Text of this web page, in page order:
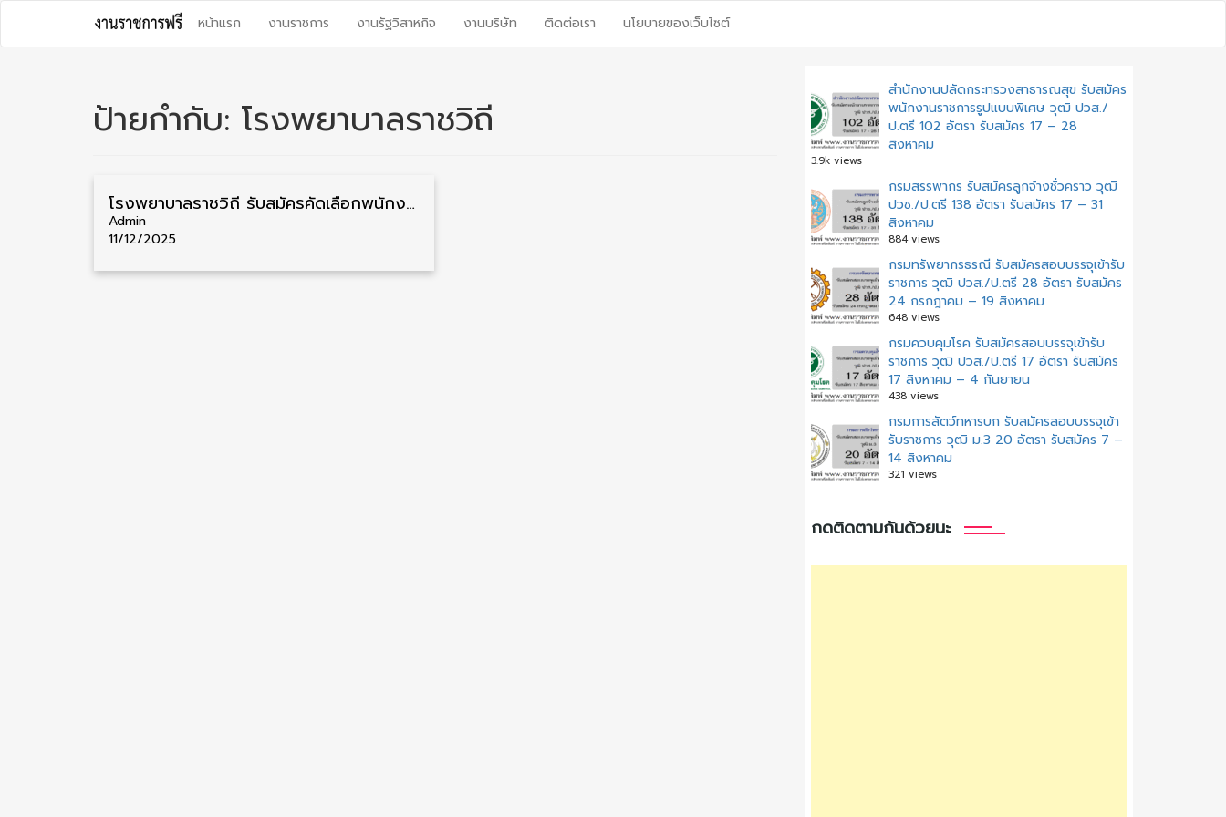
content
หน้าแรก งานราชการ งานรัฐวิสาหกิจ งานบริษัท ติดต่อเรา นโยบายของเว็บไซต์
ป้ายกำกับ: โรงพยาบาลราชวิถี
โรงพยาบาลราชวิถี รับสมัครคัดเลือกพนักงาน วุฒิ ม.3/ม.6/ปวช./ปวส./ป.ตรี 178 อัตรา รับสมัคร 9 – 16 ธันวาคม
Admin
11/12/2025
สำนักงานปลัดกระทรวงสาธารณสุข รับสมัคร
พนักงานราชการรูปแบบพิเศษ วุฒิ ปวส./
ป.ตรี 102 อัตรา รับสมัคร 17 – 28
สิงหาคม
3.9k views
กรมสรรพากร รับสมัครลูกจ้างชั่วคราว วุฒิ
ปวช./ป.ตรี 138 อัตรา รับสมัคร 17 – 31
สิงหาคม
884 views
กรมทรัพยากรธรณี รับสมัครสอบบรรจุเข้ารับ
ราชการ วุฒิ ปวส./ป.ตรี 28 อัตรา รับสมัคร
24 กรกฎาคม – 19 สิงหาคม
648 views
กรมควบคุมโรค รับสมัครสอบบรรจุเข้ารับ
ราชการ วุฒิ ปวส./ป.ตรี 17 อัตรา รับสมัคร
17 สิงหาคม – 4 กันยายน
438 views
กรมการสัตว์ทหารบก รับสมัครสอบบรรจุเข้า
รับราชการ วุฒิ ม.3 20 อัตรา รับสมัคร 7 –
14 สิงหาคม
321 views
กดติดตามกันด้วยนะ